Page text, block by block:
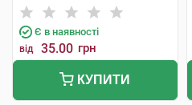
Є в наявності
від 35.00 грн
КУПИТИ